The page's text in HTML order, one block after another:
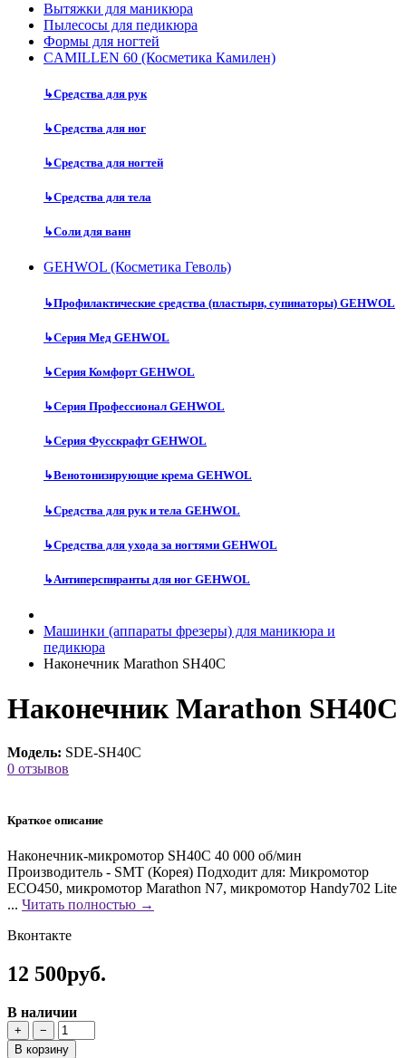
Вытяжки для маникюра
Пылесосы для педикюра
Формы для ногтей
CAMILLEN 60 (Косметика Камилен)
↳Средства для рук
↳Средства для ног
↳Средства для ногтей
↳Средства для тела
↳Соли для ванн
GEHWOL (Косметика Геволь)
↳Профилактические средства (пластыри, супинаторы) GEHWOL
↳Серия Мед GEHWOL
↳Серия Комфорт GEHWOL
↳Серия Профессионал GEHWOL
↳Серия Фусскрафт GEHWOL
↳Венотонизирующие крема GEHWOL
↳Средства для рук и тела GEHWOL
↳Средства для ухода за ногтями GEHWOL
↳Антиперспиранты для ног GEHWOL
Машинки (аппараты фрезеры) для маникюра и
педикюра
Наконечник Marathon SH40С
Наконечник Marathon SH40С
Модель: SDE-SH40С
0 отзывов
Краткое описание
Наконечник-микромотор SH40С 40 000 об/мин
Производитель - SMT (Корея) Подходит для: Микромотор
ECO450, микромотор Marathon N7, микромотор Handy702 Lite
... Читать полностью →
Вконтакте
12 500руб.
В наличии
+
−
В корзину